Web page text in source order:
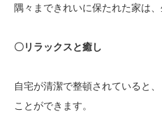
隅々まできれいに保たれた家は
〇リラックスと癒し
自宅が清潔で整頓されていると
ことができます。